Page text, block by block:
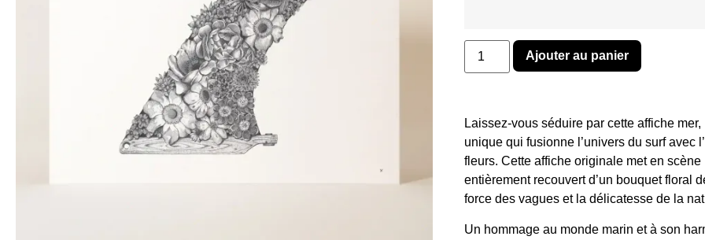
Ajouter au panier
Laissez-vous séduire par cette affiche
unique qui fusionne l’univers du surf avec
fleurs. Cette affiche originale met en
entièrement recouvert d’un bouquet floral
force des vagues et la délicatesse de la
Un hommage au monde marin et à son